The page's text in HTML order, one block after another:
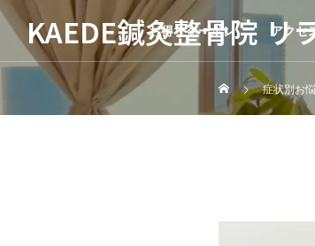
KAEDE鍼灸整骨院 リ
お得なクーポン アクセ
症状別お